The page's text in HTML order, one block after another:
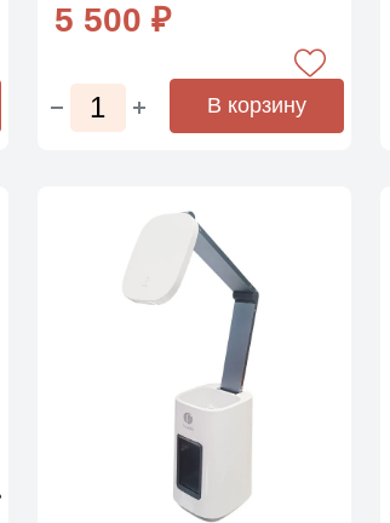
5 500 ₽
В корзину